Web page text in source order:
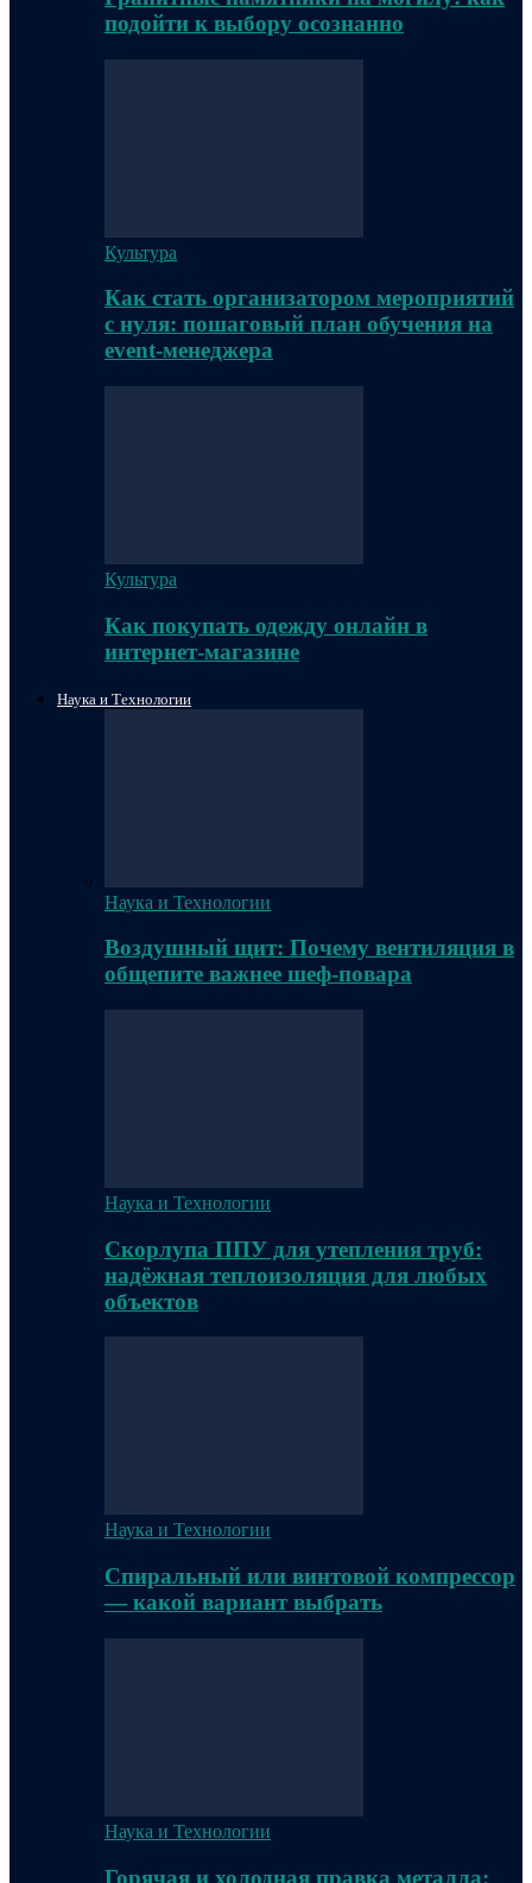
подойти к выбору осознанно
Культура
Как стать организатором мероприятий
с нуля: пошаговый план обучения на
event-менеджера
Культура
Как покупать одежду онлайн в
интернет-магазине
Наука и Технологии
Наука и Технологии
Воздушный щит: Почему вентиляция в
общепите важнее шеф-повара
Наука и Технологии
Скорлупа ППУ для утепления труб:
надёжная теплоизоляция для любых
объектов
Наука и Технологии
Спиральный или винтовой компрессор
— какой вариант выбрать
Наука и Технологии
Горячая и холодная правка металла: